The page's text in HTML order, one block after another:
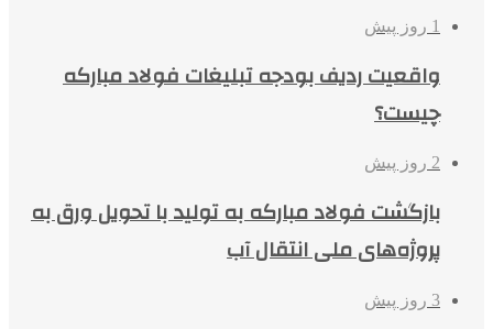
1 روز پیش
واقعیت ردیف بودجه تبلیغات فولاد مبارکه
چیست؟
2 روز پیش
بازگشت فولاد مبارکه به تولید با تحویل ورق به
پروژه‌های ملی انتقال آب
3 روز پیش